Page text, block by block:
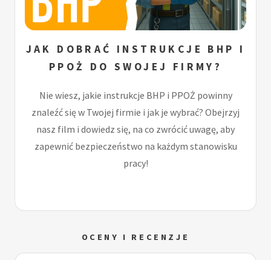
JAK DOBRAĆ INSTRUKCJE BHP I
PPOŻ DO SWOJEJ FIRMY?
Nie wiesz, jakie instrukcje BHP i PPOŻ powinny
znaleźć się w Twojej firmie i jak je wybrać? Obejrzyj
nasz film i dowiedz się, na co zwrócić uwagę, aby
zapewnić bezpieczeństwo na każdym stanowisku
pracy!
OCENY I RECENZJE